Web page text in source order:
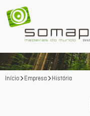
Início Empresa História